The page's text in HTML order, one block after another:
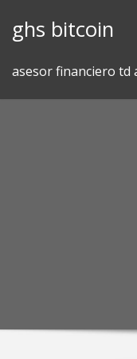
ghs bitcoin
asesor financiero td